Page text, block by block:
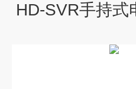
HD-SVR手持式